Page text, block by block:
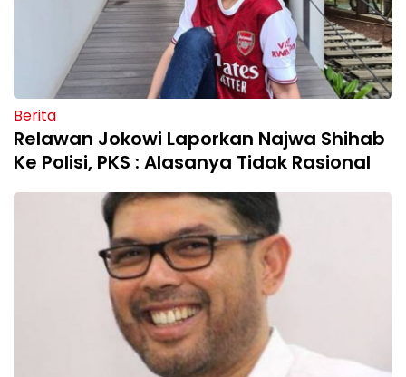
Berita
Relawan Jokowi Laporkan Najwa Shihab
Ke Polisi, PKS : Alasanya Tidak Rasional